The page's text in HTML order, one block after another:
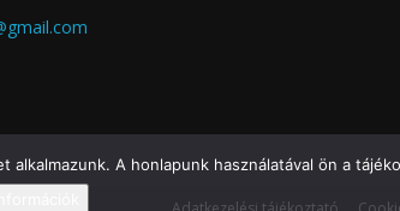
A honlapunk használatával ön a